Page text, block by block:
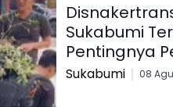
Sukabumi
Pentingnya
Sukabumi 08